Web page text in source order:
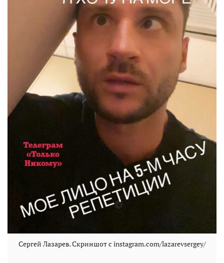
Сергей Лазарев. Скриншот с instagram.com/lazarevsergey/